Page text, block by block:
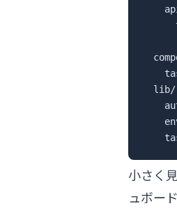
  lib/
小さく
ュボー